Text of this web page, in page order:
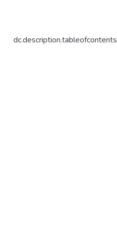
dc.description.tableofcontents